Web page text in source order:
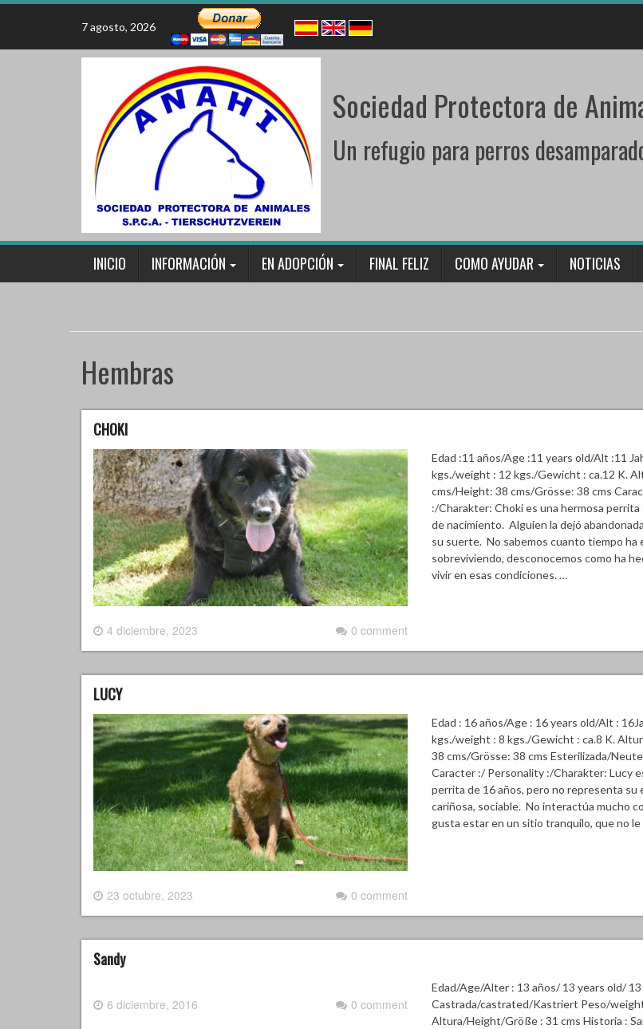
Skip
7 agosto, 2026
Sociedad Protectora de
Un refugio para perros
INICIO INFORMACIÓN EN ADOPCIÓN FINAL FELIZ COMO AYUDAR NOTICIAS
Hembras
CHOKI
4 diciembre, 2023 0 comment
Edad :11 años/Age :11 years old/Alt :11
kgs./weight : 12 kgs./Gewicht : ca.12 K.
cms/Height: 38 cms/Grösse: 38 cms
:/Charakter: Choki es una hermosa perrita
de nacimiento. Alguien la dejó
su suerte. No sabemos cuanto tiempo ha
sobreviviendo, desconocemos como ha
vivir en esas condiciones. …
LUCY
23 octubre, 2023 0 comment
Edad : 16 años/Age : 16 years old/Alt :
kgs./weight : 8 kgs./Gewicht : ca.8 K.
38 cms/Grösse: 38 cms Esterilizada/
Caracter :/ Personality :/Charakter: Lucy
perrita de 16 años, pero no representa su
cariñosa, sociable. No interactúa mucho
gusta estar en un sitio tranquilo, que no
Sandy
6 diciembre, 2016 0 comment
Edad/Age/Alter : 13 años/ 13 years old/ 13
Castrada/castrated/Kastriert Peso/
Altura/Height/Größe : 31 cms Historia :